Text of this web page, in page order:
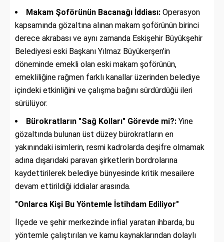
Makam Şoförünün Bacanağı İddiası: Operasyon
kapsamında gözaltına alınan makam şoförünün birinci
derece akrabası ve aynı zamanda Eskişehir Büyükşehir
Belediyesi eski Başkanı Yılmaz Büyükerşen’in
döneminde emekli olan eski makam şoförünün,
emekliliğine rağmen farklı kanallar üzerinden belediye
içindeki etkinliğini ve çalışma bağını sürdürdüğü ileri
sürülüyor.
Bürokratların "Sağ Kolları" Görevde mi?: Yine
gözaltında bulunan üst düzey bürokratların en
yakınındaki isimlerin, resmi kadrolarda deşifre olmamak
adına dışarıdaki paravan şirketlerin bordrolarına
kaydettirilerek belediye bünyesinde kritik mesailere
devam ettirildiği iddialar arasında.
"Onlarca Kişi Bu Yöntemle İstihdam Ediliyor"
İlçede ve şehir merkezinde infial yaratan ihbarda, bu
yöntemle çalıştırılan ve kamu kaynaklarından dolaylı